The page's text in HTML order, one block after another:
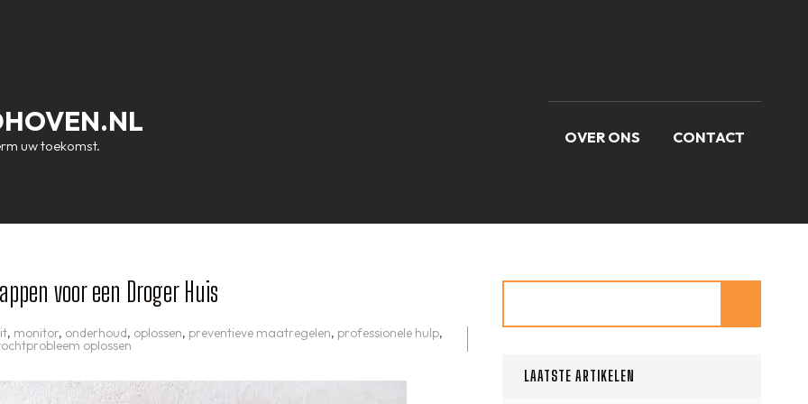
uw toekomst. OVER ONS CONTACT
voor een Droger Huis
, monitor, onderhoud, oplossen, preventieve maatregelen, professionele hulp,
oplossen
LAATSTE ARTIKELEN